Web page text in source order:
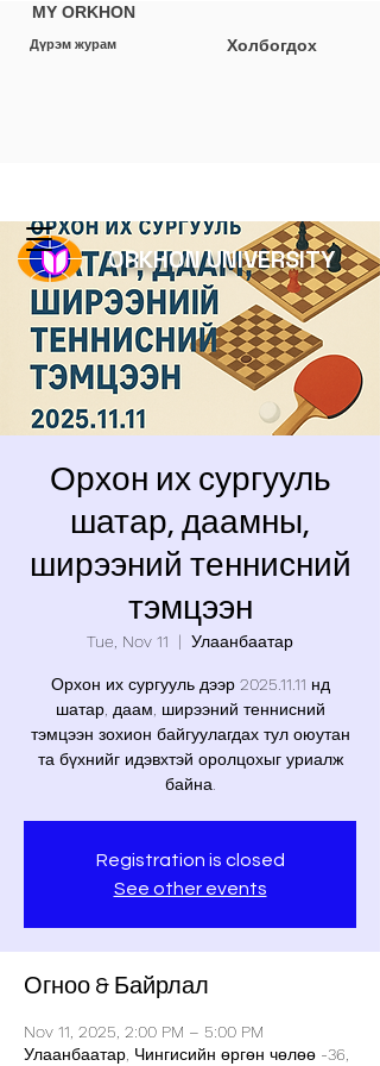
Дүрэм журам
MY ORKHON
Холбогдох
ORKHON UNIVERSITY
Орхон их сургууль
шатар, даамны,
ширээний теннисний
тэмцээн
Tue, Nov 11
  |
Улаанбаатар
Орхон их сургууль дээр 2025.11.11 нд
шатар, даам, ширээний теннисний
тэмцээн зохион байгуулагдах тул оюутан
та бүхнийг идэвхтэй оролцохыг уриалж
байна.
Registration is closed
See other events
Огноо & Байрлал
Nov 11, 2025, 2:00 PM – 5:00 PM
Улаанбаатар, Чингисийн өргөн чөлөө -36,